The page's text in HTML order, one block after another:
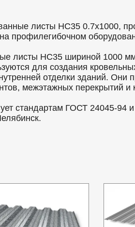
листы НС35 0.7x1000,
профилегибочном
листы НС35 шириной 1000
для создания
отделки зданий. Они
межэтажных перекрытий и
стандартам ГОСТ 24045-94